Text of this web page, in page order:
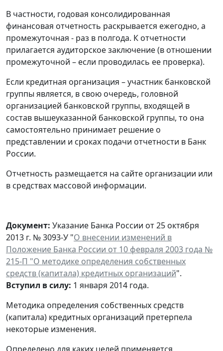
В частности, годовая консолидированная
финансовая отчетность раскрывается ежегодно, а
промежуточная - раз в полгода. К отчетности
прилагается аудиторское заключение (в отношении
промежуточной – если проводилась ее проверка).
Если кредитная организация – участник банковской
группы является, в свою очередь, головной
организацией банковской группы, входящей в
состав вышеуказанной банковской группы, то она
самостоятельно принимает решение о
представлении и сроках подачи отчетности в Банк
России.
Отчетность размещается на сайте организации или
в средствах массовой информации.
Документ: Указание Банка России от 25 октября
2013 г. № 3093-У "О внесении изменений в
Положение Банка России от 10 февраля 2003 года №
215-П "О методике определения собственных
средств (капитала) кредитных организаций".
Вступил в силу: 1 января 2014 года.
Методика определения собственных средств
(капитала) кредитных организаций претерпела
некоторые изменения.